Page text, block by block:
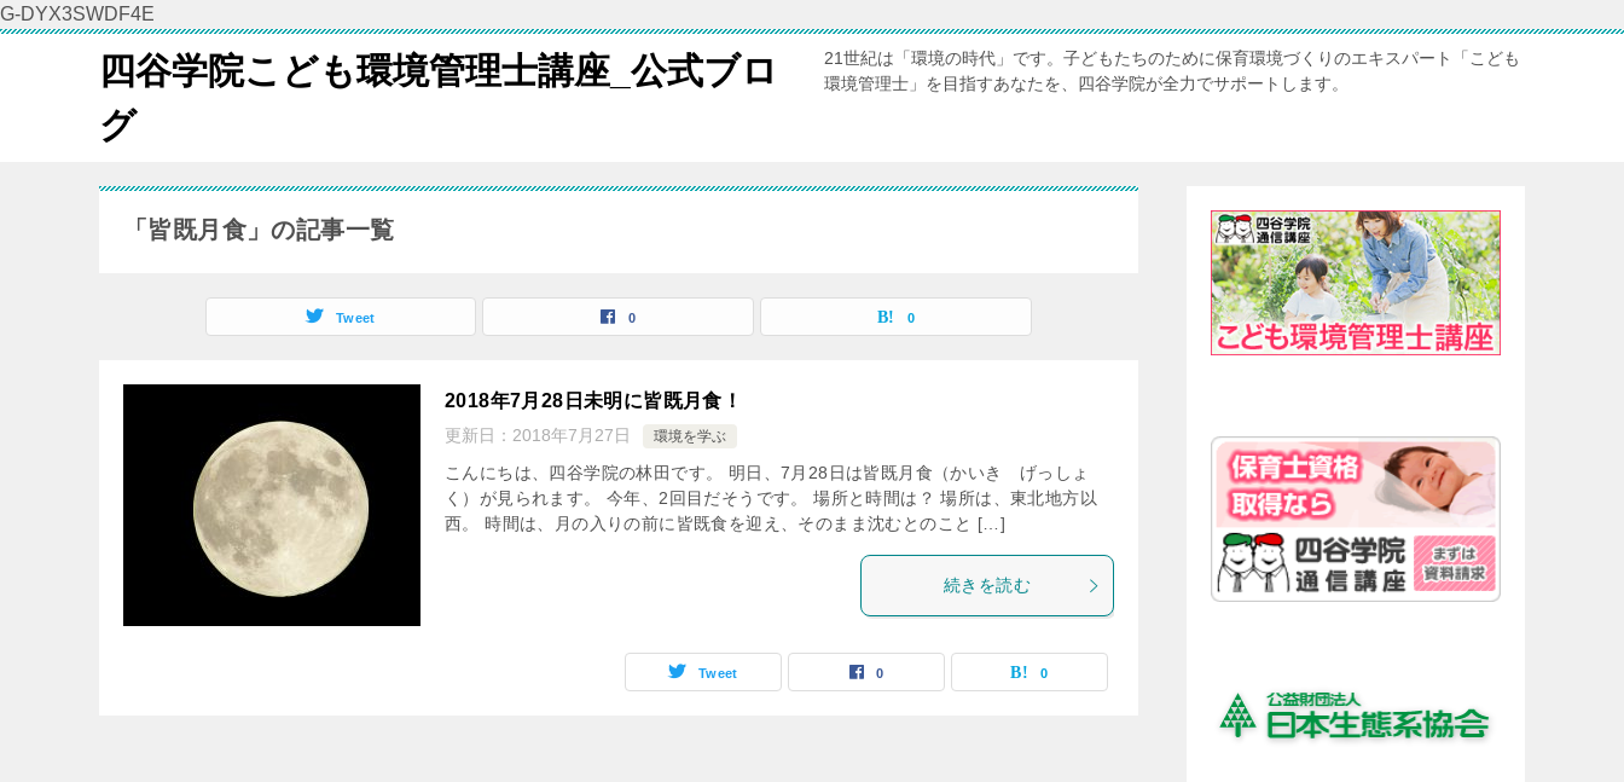
G-DYX3SWDF4E
四谷学院こども環境管理士講座_公式ブロ
グ
21世紀は「環境の時代」です。子どもたちのために保育環境づくりのエキスパート「こども
環境管理士」を目指すあなたを、四谷学院が全力でサポートします。
「皆既月食」の記事一覧
Tweet 0 0
2018年7月28日未明に皆既月食！
更新日： 2018年7月27日 環境を学ぶ
こんにちは、四谷学院の林田です。 明日、7月28日は皆既月食（かいき げっしょ
く）が見られます。 今年、2回目だそうです。 場所と時間は？ 場所は、東北地方以
西。 時間は、月の入りの前に皆既食を迎え、そのまま沈むとのこと […]
続きを読む
Tweet 0 0